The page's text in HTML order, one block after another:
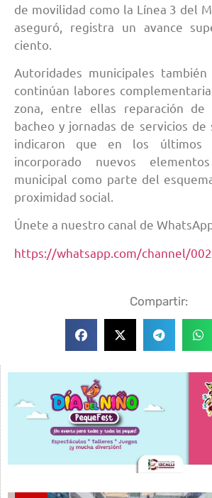
de movilidad como la Línea 3 del
aseguró, registra un avance
ciento.
Autoridades municipales
continúan labores
zona, entre ellas reparación de
bacheo y jornadas de servicios de
indicaron que en los últimos
incorporado nuevos
municipal como parte del
proximidad social.
Únete a nuestro canal de
https://whatsapp.com/channel/
Compartir: